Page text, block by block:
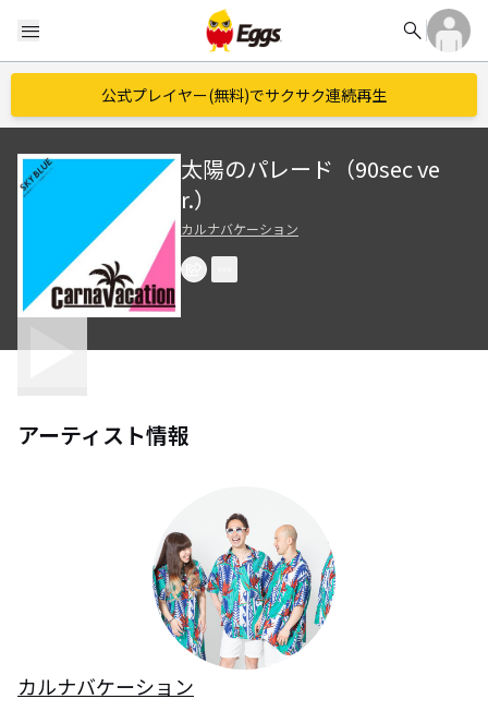
menu search
公式プレイヤー(無料)でサクサク連続再生
太陽のパレード（90sec ve
r.）
カルナバケーション
アーティスト情報
カルナバケーション